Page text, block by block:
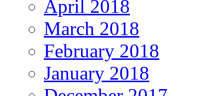
April 2018
March 2018
February 2018
January 2018